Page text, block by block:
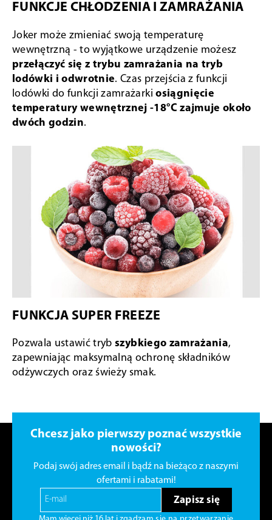
FUNKCJE CHŁODZENIA I ZAMRAŻANIA
Joker może zmieniać swoją temperaturę
wewnętrzną - to wyjątkowe urządzenie możesz
przełączyć się z trybu zamrażania na tryb
lodówki i odwrotnie. Czas przejścia z funkcji
lodówki do funkcji zamrażarkiosiągnięcie
temperatury wewnętrznej -18°C zajmuje około
dwóch godzin.
FUNKCJA SUPER FREEZE
Pozwala ustawić trybszybkiego zamrażania,
zapewniając maksymalną ochronę składników
odżywczych oraz świeży smak.
Chcesz jako pierwszy poznać wszystkie
nowości?
Podaj swój adres email i bądź na bieżąco z naszymi
ofertami i rabatami!
Zapisz się